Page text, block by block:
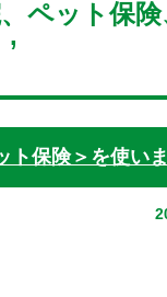
ペット保
保険＞を使いま